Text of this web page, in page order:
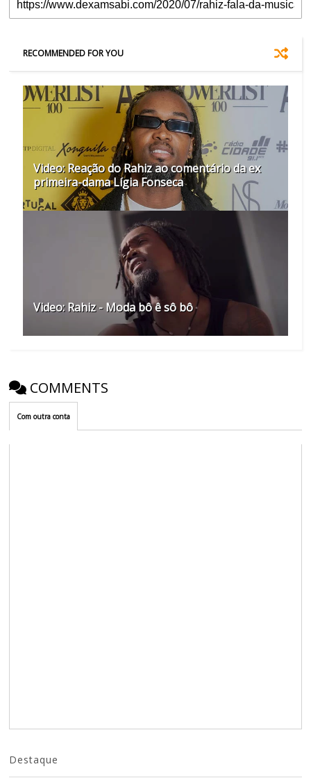
RECOMMENDED FOR YOU
Video: Reação do Rahiz ao comentário da ex
primeira-dama Lígia Fonseca
Video: Rahiz - Moda bô ê sô bô
COMMENTS
Com outra conta
Destaque